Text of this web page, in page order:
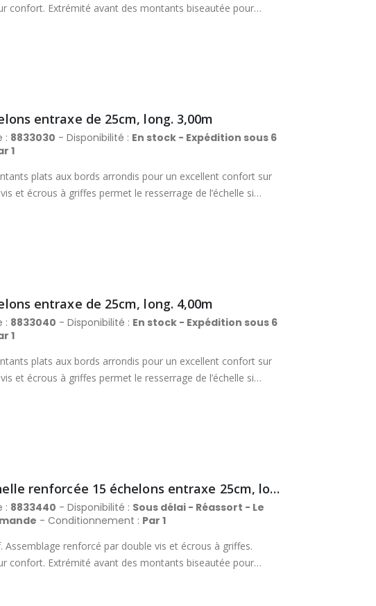
confort. Extrémité avant des montants biseautée pour
lasurée. Section des montants : 48 x 20 mm. Section des
entraxe de 25cm, long. 3,00m
: 8833030 - Disponibilité : En stock - Expédition sous 6
1
plats aux bords arrondis pour un excellent confort sur
et écrous à griffes permet le resserrage de l’échelle si
entraxe de 25cm, long. 4,00m
: 8833040 - Disponibilité : En stock - Expédition sous 6
1
plats aux bords arrondis pour un excellent confort sur
et écrous à griffes permet le resserrage de l’échelle si
Échelle de toit professionnelle renforcée 15 échelons entraxe 25cm, long. 4m
: 8833440 - Disponibilité : Sous délai - Réassort - Le
- Conditionnement : Par 1
Assemblage renforcé par double vis et écrous à griffes.
confort. Extrémité avant des montants biseautée pour
lasurée. Section des montants : 48 x 20 mm. Section des